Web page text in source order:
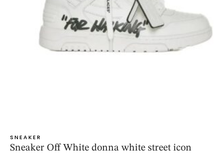
SNEAKER
Sneaker Off White donna white street icon